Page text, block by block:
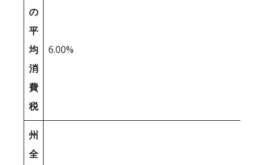
の
平
均
消
費
税
6.00%
州
全